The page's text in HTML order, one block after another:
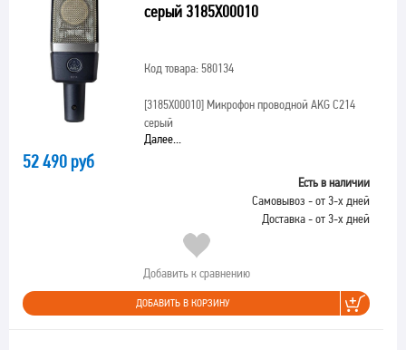
серый 3185X00010
Код товара: 580134
[3185X00010]Микрофон проводной AKG C214
серый
Далее...
52 490 руб
Есть в наличии
Самовывоз - от 3-х дней
Доставка - от 3-х дней
Добавить к сравнению
ДОБАВИТЬ В КОРЗИНУ